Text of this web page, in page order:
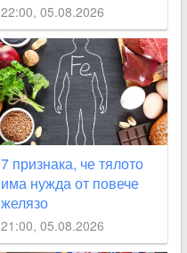
22:00, 05.08.2026
7 признака, че тялото
има нужда от повече
желязо
21:00, 05.08.2026